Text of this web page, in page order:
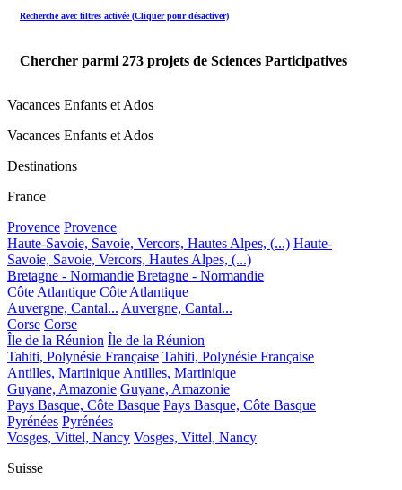
Recherche avec filtres activée (Cliquer pour désactiver)
Chercher parmi 273 projets de Sciences Participatives
Vacances Enfants et Ados
Vacances Enfants et Ados
Destinations
France
Provence Provence
Haute-Savoie, Savoie, Vercors, Hautes Alpes, (...) Haute-
Savoie, Savoie, Vercors, Hautes Alpes, (...)
Bretagne - Normandie Bretagne - Normandie
Côte Atlantique Côte Atlantique
Auvergne, Cantal... Auvergne, Cantal...
Corse Corse
Île de la Réunion Île de la Réunion
Tahiti, Polynésie Française Tahiti, Polynésie Française
Antilles, MartiniqueAntilles, Martinique
Guyane, Amazonie Guyane, Amazonie
Pays Basque, Côte Basque Pays Basque, Côte Basque
Pyrénées Pyrénées
Vosges, Vittel, Nancy Vosges, Vittel, Nancy
Suisse